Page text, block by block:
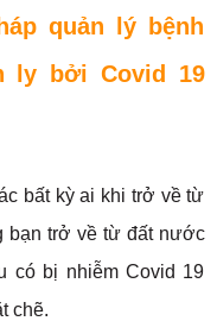
quản lý bệnh
ly bởi Covid 19
bất kỳ ai khi trở về từ
bạn trở về từ đất nước
có bị nhiễm Covid 19
chẽ.